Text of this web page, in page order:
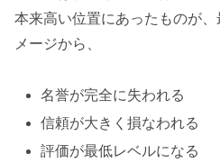
本来高い位置にあったものが
メージから、
名誉が完全に失われる
信頼が大きく損なわれる
評価が最低レベルになる